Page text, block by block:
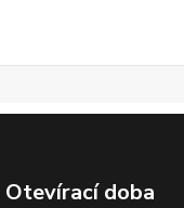
Otevírací doba